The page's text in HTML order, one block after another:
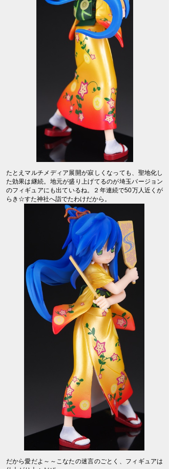
たとえマルチメディア展開が寂しくなっても、聖地化し
た効果は継続。地元が盛り上げてるのが埼玉バージョン
のフィギュアにも出ているね。２年連続で50万人近くが
らき☆すた神社へ詣でたわけだから。
だから愛だよ～～こなたの迷言のごとく、フィギュアは